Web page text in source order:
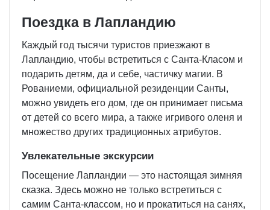
Поездка в Лапландию
Каждый год тысячи туристов приезжают в
Лапландию, чтобы встретиться с Санта-Класом и
подарить детям, да и себе, частичку магии. В
Рованиеми, официальной резиденции Санты,
можно увидеть его дом, где он принимает письма
от детей со всего мира, а также игривого оленя и
множество других традиционных атрибутов.
Увлекательные экскурсии
Посещение Лапландии — это настоящая зимняя
сказка. Здесь можно не только встретиться с
самим Санта-классом, но и прокатиться на санях,